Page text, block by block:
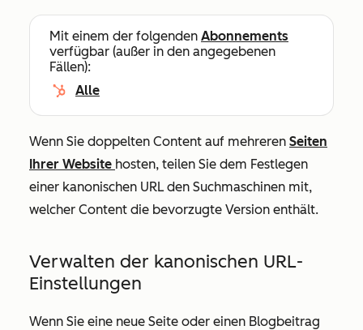
Mit einem der folgenden Abonnements
verfügbar (außer in den angegebenen
Fällen):
Alle
Wenn Sie doppelten Content auf mehreren Seiten
Ihrer Website hosten, teilen Sie dem Festlegen
einer kanonischen URL den Suchmaschinen mit,
welcher Content die bevorzugte Version enthält.
Verwalten der kanonischen URL-
Einstellungen
Wenn Sie eine neue Seite oder einen Blogbeitrag